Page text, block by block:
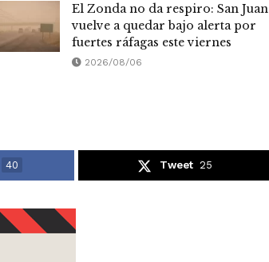
El Zonda no da respiro: San Juan
vuelve a quedar bajo alerta por
fuertes ráfagas este viernes
2026/08/06
40 Tweet 25